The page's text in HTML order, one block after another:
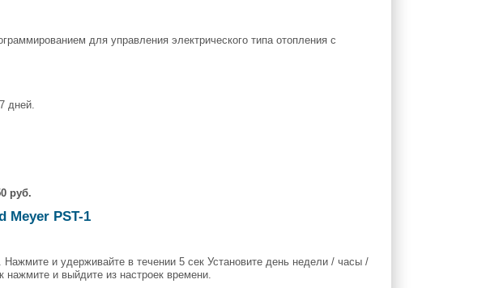
для управления электрического типа отопления с
дней.
руб.
Meyer PST-1
и удерживайте в течении 5 сек Установите день недели / часы /
и выйдите из настроек времени.